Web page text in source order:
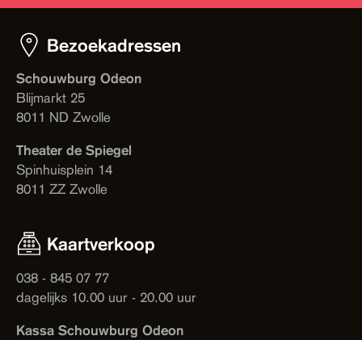
Bezoekadressen
Schouwburg Odeon
Blijmarkt 25
8011 ND Zwolle
Theater de Spiegel
Spinhuisplein 14
8011 ZZ Zwolle
Kaartverkoop
038 - 845 07 77
dagelijks 10.00 uur - 20.00 uur
Kassa Schouwburg Odeon